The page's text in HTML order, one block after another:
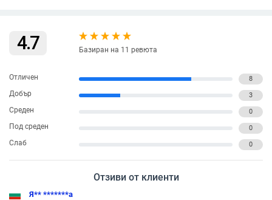
4.7 Базиран на 11 ревюта
Отличен 8
Добър 3
Среден 0
Под среден 0
Слаб 0
Отзиви от клиенти
Я** *******а